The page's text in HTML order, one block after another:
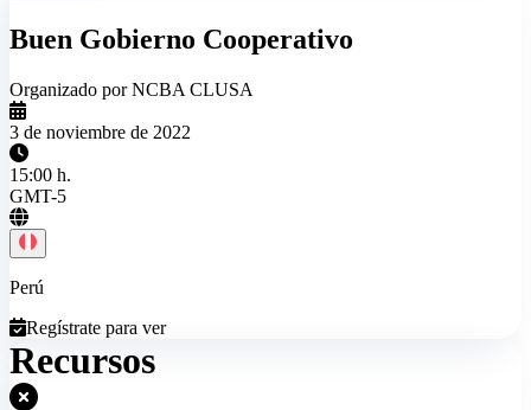
Buen Gobierno Cooperativo
Organizado por NCBA CLUSA
3 de noviembre de 2022
15:00 h.
GMT-5
Perú
Regístrate para ver
Recursos